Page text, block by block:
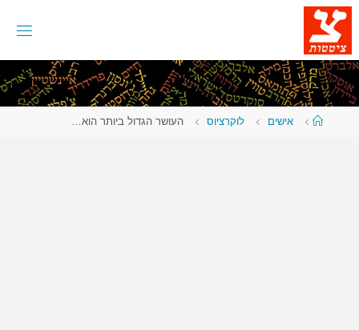
דלגו
לתוכן
עמודאישים לוקרציוס העושר הגדול ביותר הוא…